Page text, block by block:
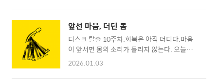
가며작년에는 인디자인을,지금은 웹사이트 빌
더로 홈페이지를 만들고 있다.오늘도 마우스를
손에 쥔 채막 밀려오는 파도를 타 본다.겁이 없
어서라기보다는,손을 떼지 않고 하다보면어느
순간 따라오는 재미와 설렘 때문에.
앞선 마음, 더딘 몸
디스크 탈출 10주차.회복은 아직 더디다.마음
이 앞서면 몸의 소리가 들리지 않는다. 오늘도
몸의 반응을 기준으로 하루가 돌아간다.몸이 먼
2026.01.03